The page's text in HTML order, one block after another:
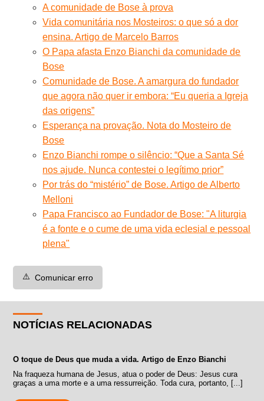
A comunidade de Bose à prova
Vida comunitária nos Mosteiros: o que só a dor
ensina. Artigo de Marcelo Barros
O Papa afasta Enzo Bianchi da comunidade de
Bose
Comunidade de Bose. A amargura do fundador
que agora não quer ir embora: “Eu queria a Igreja
das origens”
Esperança na provação. Nota do Mosteiro de
Bose
Enzo Bianchi rompe o silêncio: “Que a Santa Sé
nos ajude. Nunca contestei o legítimo prior”
Por trás do “mistério” de Bose. Artigo de Alberto
Melloni
Papa Francisco ao Fundador de Bose: "A liturgia
é a fonte e o cume de uma vida eclesial e pessoal
plena"
⚠️ Comunicar erro
NOTÍCIAS RELACIONADAS
O toque de Deus que muda a vida. Artigo de Enzo Bianchi
Na fraqueza humana de Jesus, atua o poder de Deus: Jesus cura
graças a uma morte e a uma ressurreição. Toda cura, portanto, [...]